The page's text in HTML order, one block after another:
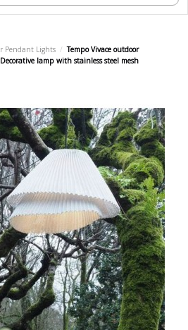
Pendant Lights
Tempo Vivace outdoor
lamp with stainless steel mesh